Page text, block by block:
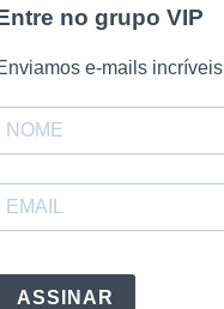
no grupo VIP
e-mails incríveis
ASSINAR